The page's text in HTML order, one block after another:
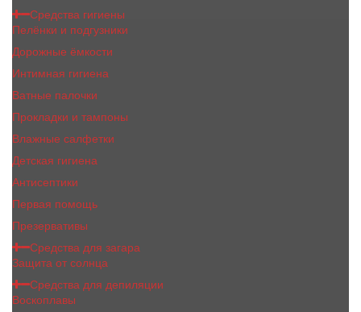
Средства гигиены
Пелёнки и подгузники
Дорожные ёмкости
Интимная гигиена
Ватные палочки
Прокладки и тампоны
Влажные салфетки
Детская гигиена
Антисептики
Первая помощь
Презервативы
Средства для загара
Защита от солнца
Средства для депиляции
Воскоплавы